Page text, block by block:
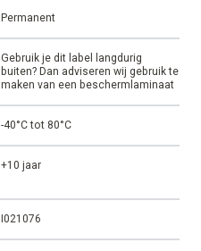
Permanent
Gebruik je dit label langdurig
buiten? Dan adviseren wij gebruik te
maken van een beschermlaminaat
-40°C tot 80°C
+10 jaar
I021076